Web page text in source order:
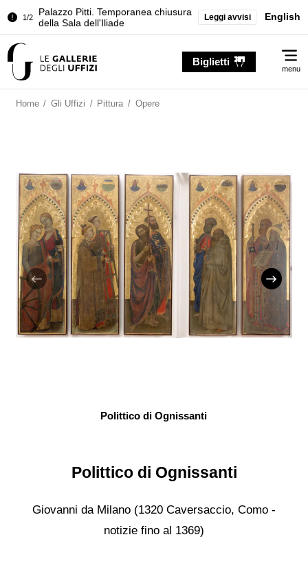
1/2
Palazzo Pitti. Temporanea chiusura
della Sala dell'Iliade
Granduchi
della Sala dell'Iliade
Leggi avvisi English
Biglietti
menu
Home / Gli Uffizi / Pittura / Opere
Polittico di Ognissanti
Polittico di Ognissanti
Giovanni da Milano (1320 Caversaccio, Como -
notizie fino al 1369)